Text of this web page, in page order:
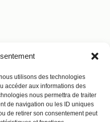
utilisons des technologies
accéder aux informations des
nous permettra de traiter
de navigation ou les ID uniques
de retirer son consentement peut